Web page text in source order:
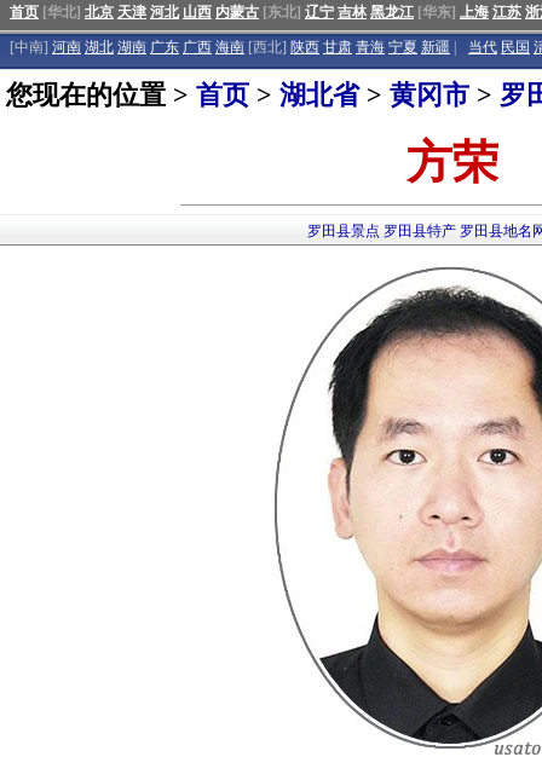
首页 [华北] 北京 天津 河北 山西 内蒙古 [东北] 辽宁 吉林 黑龙江 [华东] 上海 江苏
[中南] 河南 湖北 湖南 广东 广西 海南 [西北] 陕西 甘肃 青海 宁夏 新疆 当代 民国
您现在的位置 > 首页 > 湖北省> 黄冈市 > 罗
方荣
罗田县景点 罗田县特产 罗田县地名